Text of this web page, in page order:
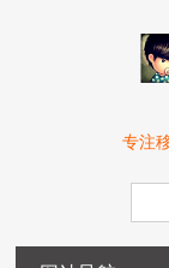
专注